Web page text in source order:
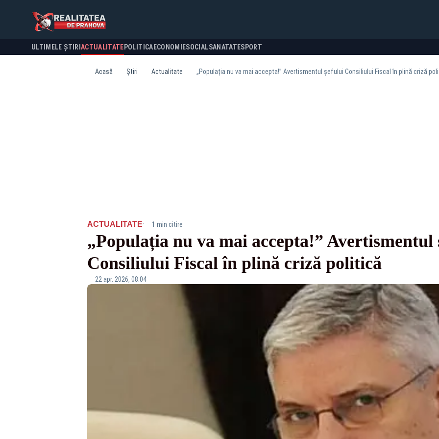
ULTIMELE ȘTIRI ACTUALITATE POLITICA ECONOMIESOCIALSANATATESPORT
Acasă Știri Actualitate „Populația nu va mai accepta!” Avertismentul șefului Consiliului Fiscal în plină criză
ACTUALITATE· 1 min citire
„Populația nu va mai accepta!” Avertismentul
Consiliului Fiscal în plină criză politică
22 apr. 2026, 08:04